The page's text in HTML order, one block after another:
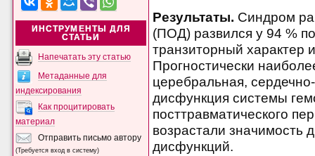
ИНСТРУМЕНТЫ ДЛЯ
СТАТЬИ
Напечатать эту статью
Метаданные для
индексирования
Как процитировать
материал
Отправить письмо автору
(Требуется вход в систему)
Результаты. Синдром
(ПОД) развился у 94 %
транзиторный характер
Прогностически
церебральная,
дисфункция системы
посттравматического
возрастали значимость
дисфункций.